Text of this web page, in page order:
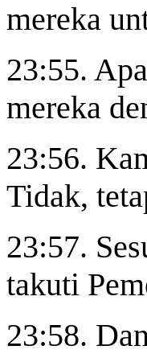
mereka
23:55.
mereka
23:56.
Tidak,
23:57.
takuti
23:58.